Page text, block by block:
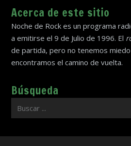
Acerca de este sitio
Noche de Rock es un programa
a emitirse el 9 de Julio de 1996. El
de partida, pero no tenemos
encontramos el camino de vuelta.
Búsqueda